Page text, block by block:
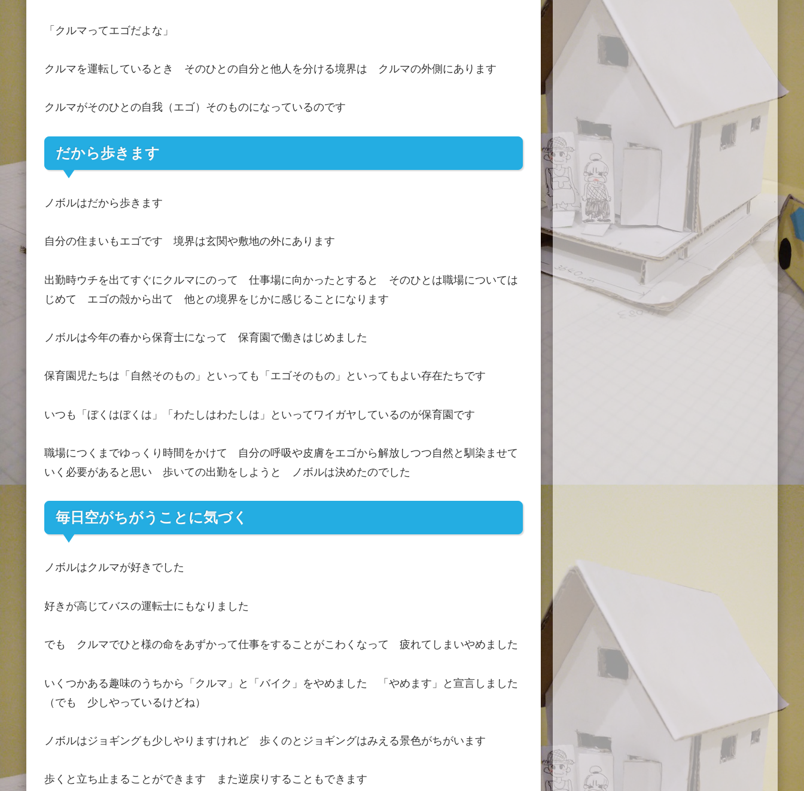
「クルマってエゴだよな」
クルマを運転しているとき そのひとの自分と他人を分ける境界は クルマの外側にあります
クルマがそのひとの自我（エゴ）そのものになっているのです
だから歩きます
ノボルはだから歩きます
自分の住まいもエゴです 境界は玄関や敷地の外にあります
出勤時ウチを出てすぐにクルマにのって 仕事場に向かったとすると そのひとは職場については
じめて エゴの殻から出て 他との境界をじかに感じることになります
ノボルは今年の春から保育士になって 保育園で働きはじめました
保育園児たちは「自然そのもの」といっても「エゴそのもの」といってもよい存在たちです
いつも「ぼくはぼくは」「わたしはわたしは」といってワイガヤしているのが保育園です
職場につくまでゆっくり時間をかけて 自分の呼吸や皮膚をエゴから解放しつつ自然と馴染ませて
いく必要があると思い 歩いての出勤をしようと ノボルは決めたのでした
毎日空がちがうことに気づく
ノボルはクルマが好きでした
好きが高じてバスの運転士にもなりました
でも クルマでひと様の命をあずかって仕事をすることがこわくなって 疲れてしまいやめました
いくつかある趣味のうちから「クルマ」と「バイク」をやめました 「やめます」と宣言しました
（でも 少しやっているけどね）
ノボルはジョギングも少しやりますけれど 歩くのとジョギングはみえる景色がちがいます
歩くと立ち止まることができます また逆戻りすることもできます